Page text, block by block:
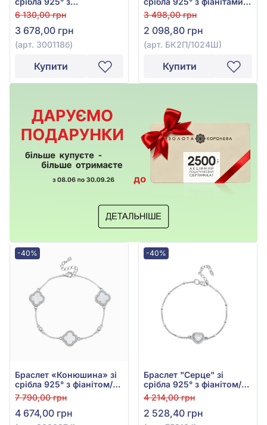
перламутром, арт.
300118б
6 130,00 грн
3 678,00 грн
(арт. 300118б)
Купити
арт. БК2П/1024Ш
3 498,00 грн
2 098,80 грн
(арт. БК2П/1024Ш)
Купити
-40%
Браслет «Конюшина» зі
срібла 925° з фіанітом/
куб.цирконієм та
перламутром, арт.
300097б
7 790,00 грн
4 674,00 грн
-40%
Браслет "Серце" зі
срібла 925° з фіанітом/
куб.цирконієм та
перламутром, арт.
75310б
4 214,00 грн
2 528,40 грн